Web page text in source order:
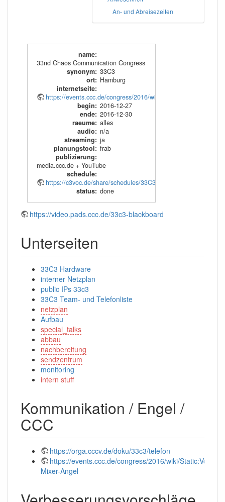
An- und Abreisezeiten
name:
33nd Chaos Communication Congress
synonym: 33C3
ort: Hamburg
internetseite:
https://events.ccc.de/congress/2016/wiki/
begin: 2016-12-27
ende: 2016-12-30
raeume: alles
audio: n/a
streaming: ja
planungstool: frab
publizierung:
media.ccc.de + YouTube
schedule:
https://c3voc.de/share/schedules/33C3.xml
status: done
https://video.pads.ccc.de/33c3-blackboard
Unterseiten
33C3 Hardware
interner Netzplan
public IPs 33c3
33C3 Team- und Telefonliste
netzplan
Aufbau
special_talks
abbau
nachbereitung
sendzentrum
monitoring
intern stuff
Kommunikation / Engel /
CCC
https://orga.cccv.de/doku/33c3/telefon
https://events.ccc.de/congress/2016/wiki/
Mixer-Angel